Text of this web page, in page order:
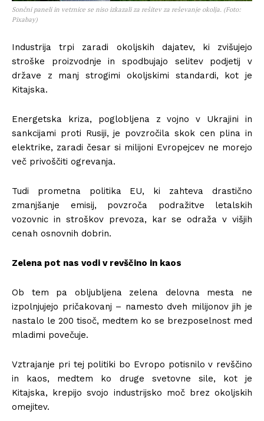
Sončni paneli in vetrnice se niso izkazali za rešitev za reševanje okolja. (Foto:
Pixabay)
Industrija trpi zaradi okoljskih dajatev, ki zvišujejo
stroške proizvodnje in spodbujajo selitev podjetij v
države z manj strogimi okoljskimi standardi, kot je
Kitajska.
Energetska kriza, poglobljena z vojno v Ukrajini in
sankcijami proti Rusiji, je povzročila skok cen plina in
elektrike, zaradi česar si milijoni Evropejcev ne morejo
več privoščiti ogrevanja.
Tudi prometna politika EU, ki zahteva drastično
zmanjšanje emisij, povzroča podražitve letalskih
vozovnic in stroškov prevoza, kar se odraža v višjih
cenah osnovnih dobrin.
Zelena pot nas vodi v revščino in kaos
Ob tem pa obljubljena zelena delovna mesta ne
izpolnjujejo pričakovanj – namesto dveh milijonov jih je
nastalo le 200 tisoč, medtem ko se brezposelnost med
mladimi povečuje.
Vztrajanje pri tej politiki bo Evropo potisnilo v revščino
in kaos, medtem ko druge svetovne sile, kot je
Kitajska, krepijo svojo industrijsko moč brez okoljskih
omejitev.